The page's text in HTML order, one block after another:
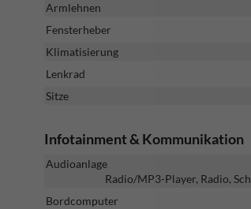
Armlehnen
Fensterheber
Klimatisierung
Lenkrad
Sitze
Infotainment & Kommunikation
Audioanlage
Radio/MP3-Player, Radio,
Bordcomputer